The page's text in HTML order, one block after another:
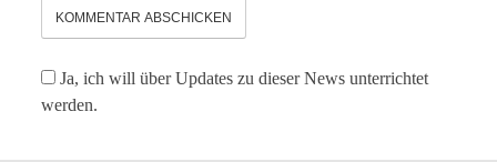
Ja, ich will über Updates zu dieser News unterrichtet
werden.